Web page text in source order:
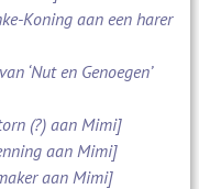
Koning aan een harer
‘Nut en Genoegen’
(?) aan Mimi]
aan Mimi]
aan Mimi]